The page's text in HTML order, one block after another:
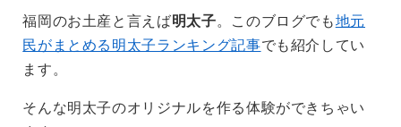
福岡のお土産と言えば明太子。このブログでも地元
民がまとめる明太子ランキング記事でも紹介してい
ます。
そんな明太子のオリジナルを作る体験ができちゃい